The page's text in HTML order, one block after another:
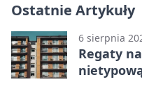
Ostatnie Artykuły
6 sierpnia
Regaty